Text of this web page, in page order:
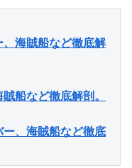
海賊船など徹底解
船など徹底解剖。
、海賊船など徹底